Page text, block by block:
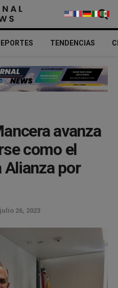
TENDENCIAS
avanza
como el
Alianza por
julio 26, 2023